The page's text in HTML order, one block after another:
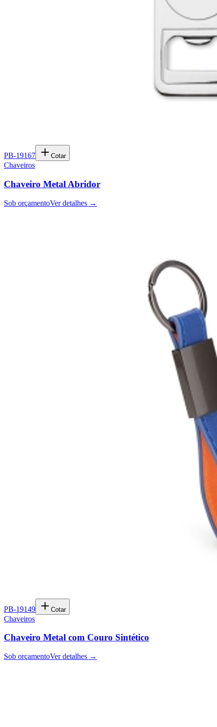
PB-19167 Cotar
Chaveiros
Chaveiro Metal Abridor
Sob orçamentoVer detalhes →
PB-19149 Cotar
Chaveiros
Chaveiro Metal com Couro Sintético
Sob orçamentoVer detalhes →